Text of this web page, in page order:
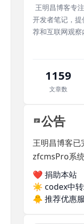
王明昌博客专
开发者笔记，
荐和互联网观
1159
文章数
公告
王明昌博客已
zfcmsPro系
❤️ 捐助本站
☀️ codex中
🐥 推荐优惠